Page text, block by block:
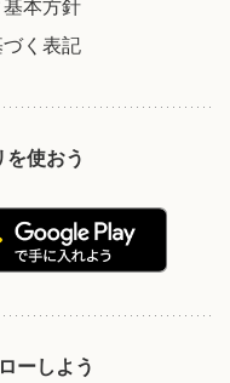
本方針
く表記
使おう
ーしよう